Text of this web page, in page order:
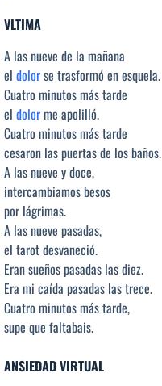
VLTIMA
A las nueve de la mañana
el dolorse trasformó en esquela.
Cuatro minutos más tarde
el dolorme apolilló.
Cuatro minutos más tarde
cesaron las puertas de los baños.
A las nueve y doce,
intercambiamos besos
por lágrimas.
A las nueve pasadas,
el tarot desvaneció.
Eran sueños pasadas las diez.
Era mi caída pasadas las trece.
Cuatro minutos más tarde,
supe que faltabais.
ANSIEDAD VIRTUAL